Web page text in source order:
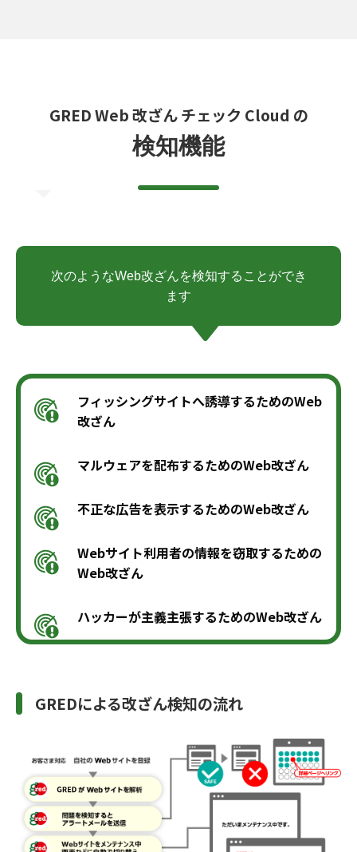
GRED Web 改ざん チェック Cloud の
検知機能
次のようなWeb改ざんを検知することができ
ます
フィッシングサイトへ誘導するためのWeb
改ざん
マルウェアを配布するためのWeb改ざん
不正な広告を表示するためのWeb改ざん
Webサイト利用者の情報を窃取するための
Web改ざん
ハッカーが主義主張するためのWeb改ざん
GREDによる改ざん検知の流れ